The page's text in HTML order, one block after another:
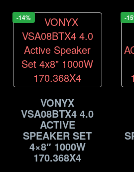
-14%
VONYX
VSA08BTX4 4.0
ACTIVE
SPEAKER SET
4×8″ 1000W
170.368X4
-